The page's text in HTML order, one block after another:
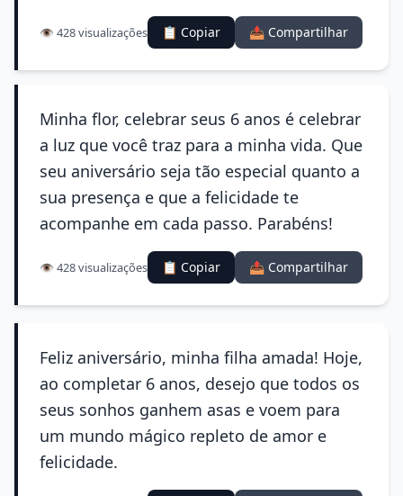
👁️ 428 visualizações 📋 Copiar 📤 Compartilhar
Minha flor, celebrar seus 6 anos é celebrar
a luz que você traz para a minha vida. Que
seu aniversário seja tão especial quanto a
sua presença e que a felicidade te
acompanhe em cada passo. Parabéns!
👁️ 428 visualizações 📋 Copiar 📤 Compartilhar
Feliz aniversário, minha filha amada! Hoje,
ao completar 6 anos, desejo que todos os
seus sonhos ganhem asas e voem para
um mundo mágico repleto de amor e
felicidade.